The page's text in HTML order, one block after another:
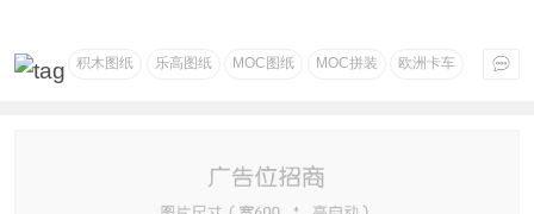
积木图纸 乐高图纸 MOC图纸 MOC拼装 欧洲卡车